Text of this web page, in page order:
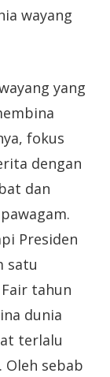
wayang
yang
fokus
dengan
dan
Presiden
satu
tahun
dunia
terlalu
Oleh sebab